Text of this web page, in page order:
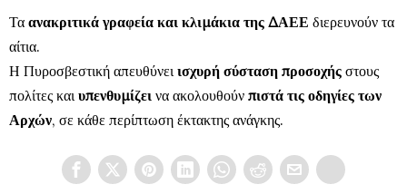
Τα ανακριτικά γραφεία και κλιμάκια της ΔΑΕΕ διερευνούν τα
αίτια.
Η Πυροσβεστική απευθύνει ισχυρή σύσταση προσοχής στους
πολίτες και υπενθυμίζει να ακολουθούν πιστά τις οδηγίες των
Αρχών, σε κάθε περίπτωση έκτακτης ανάγκης.